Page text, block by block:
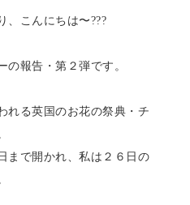
、こんにちは〜???
の報告・第２弾です。
れる英国のお花の祭典・チ
まで開かれ、私は２６日の